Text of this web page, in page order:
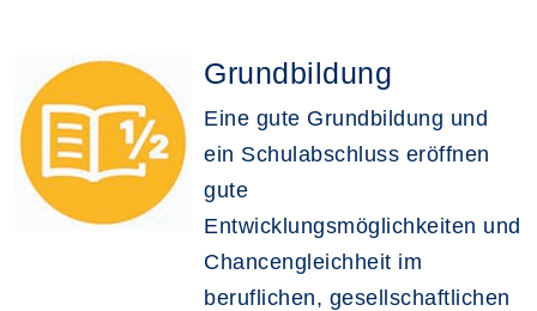
Grundbildung
Eine gute Grundbildung und
ein Schulabschluss eröffnen
gute
Entwicklungsmöglichkeiten und
Chancengleichheit im
beruflichen, gesellschaftlichen